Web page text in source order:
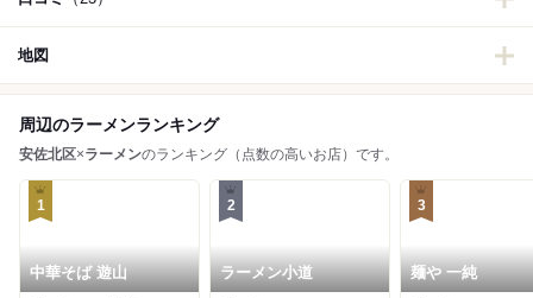
地図
周辺のラーメンランキング
安佐北区×ラーメンのランキング（点数の高いお店）です。
1
中華そば 遊山
2
ラーメン小道
3
麺や 一純